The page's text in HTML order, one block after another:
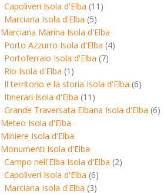
Capoliveri Isola d'Elba (11)
Marciana Isola d'Elba (5)
Marciana Marina Isola d'Elba
Porto Azzurro Isola d'Elba (4)
Portoferraio Isola d'Elba (7)
Rio Isola d'Elba (1)
Il territorio e la storia Isola d'Elba (6)
Itinerari Isola d'Elba (11)
Grande Traversata Elbana Isola d'Elba (6)
Meteo Isola d'Elba
Miniere Isola d'Elba
Monumenti Isola d'Elba
Campo nell'Elba Isola d'Elba (2)
Capoliveri Isola d'Elba (6)
Marciana Isola d'Elba (3)